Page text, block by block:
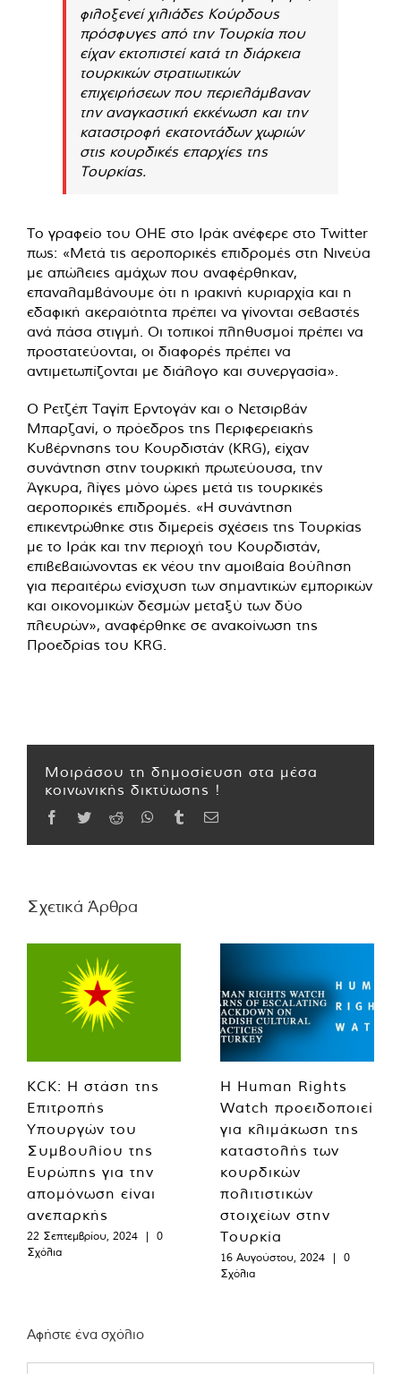
φιλοξενεί χιλιάδες Κούρδους
πρόσφυγες από την Τουρκία που
είχαν εκτοπιστεί κατά τη διάρκεια
τουρκικών στρατιωτικών
επιχειρήσεων που περιελάμβαναν
την αναγκαστική εκκένωση και την
καταστροφή εκατοντάδων χωριών
στις κουρδικές επαρχίες της
Τουρκίας.
Το γραφείο του ΟΗΕ στο Ιράκ ανέφερε στο Twitter
πως: «Μετά τις αεροπορικές επιδρομές στη Νινεύα
με απώλειες αμάχων που αναφέρθηκαν,
επαναλαμβάνουμε ότι η ιρακινή κυριαρχία και η
εδαφική ακεραιότητα πρέπει να γίνονται σεβαστές
ανά πάσα στιγμή. Οι τοπικοί πληθυσμοί πρέπει να
προστατεύονται, οι διαφορές πρέπει να
αντιμετωπίζονται με διάλογο και συνεργασία».
Ο Ρετζέπ Ταγίπ Ερντογάν και ο Νετσιρβάν
Μπαρζανί, ο πρόεδρος της Περιφερειακής
Κυβέρνησης του Κουρδιστάν (KRG), είχαν
συνάντηση στην τουρκική πρωτεύουσα, την
Άγκυρα, λίγες μόνο ώρες μετά τις τουρκικές
αεροπορικές επιδρομές. «Η συνάντηση
επικεντρώθηκε στις διμερείς σχέσεις της Τουρκίας
με το Ιράκ και την περιοχή του Κουρδιστάν,
επιβεβαιώνοντας εκ νέου την αμοιβαία βούληση
για περαιτέρω ενίσχυση των σημαντικών εμπορικών
και οικονομικών δεσμών μεταξύ των δύο
πλευρών», αναφέρθηκε σε ανακοίνωση της
Προεδρίας του KRG.
Μοιράσου τη δημοσίευση στα μέσα
κοινωνικής δικτύωσης !
Facebook
TwitterReddit WhatsApp
TumblrEmail
Σχετικά Άρθρα
KCK: Η στάση της
Επιτροπής
Υπουργών του
Συμβουλίου της
Ευρώπης για την
απομόνωση είναι
ανεπαρκής
22 Σεπτεμβρίου, 2024 |
0
Σχόλια
Η Human Rights
Watch προειδοποιεί
για κλιμάκωση της
καταστολής των
κουρδικών
πολιτιστικών
στοιχείων στην
Τουρκία
16 Αυγούστου, 2024 |
0
Σχόλια
Αφήστε ένα σχόλιο